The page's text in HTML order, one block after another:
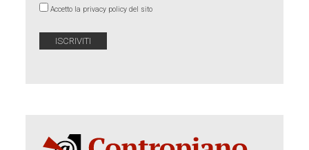
Accetto la privacy policy del sito